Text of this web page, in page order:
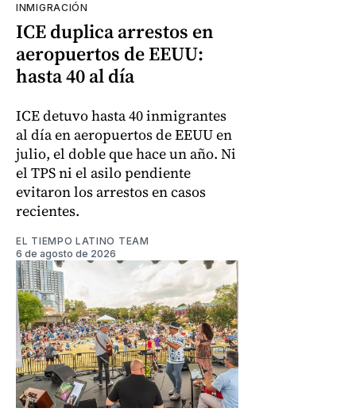
INMIGRACIÓN
ICE duplica arrestos en
aeropuertos de EEUU:
hasta 40 al día
ICE detuvo hasta 40 inmigrantes
al día en aeropuertos de EEUU en
julio, el doble que hace un año. Ni
el TPS ni el asilo pendiente
evitaron los arrestos en casos
recientes.
EL TIEMPO LATINO TEAM
6 de agosto de 2026